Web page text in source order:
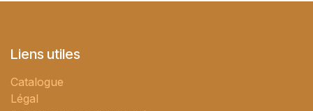
Liens utiles
Catalogue
Légal